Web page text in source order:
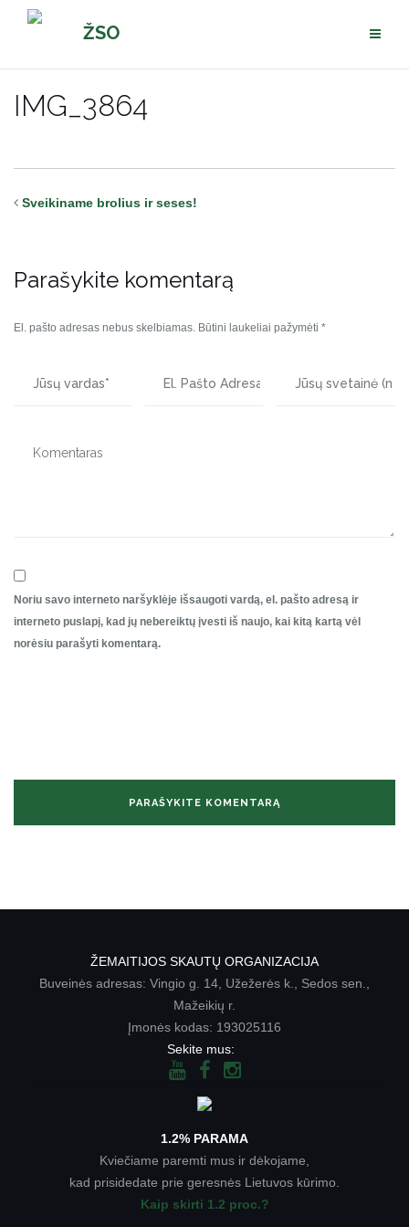
Pereiti
ŽSO
IMG_3864
Sveikiname brolius ir seses!
Parašykite komentarą
El. pašto adresas nebus skelbiamas. Būtini laukeliai pažymėti *
Noriu savo interneto naršyklėje išsaugoti vardą, el. pašto adresą ir
interneto puslapį, kad jų nebereiktų įvesti iš naujo, kai kitą kartą vėl
norėsiu parašyti komentarą.
ŽEMAITIJOS SKAUTŲ ORGANIZACIJA
Buveinės adresas: Vingio g. 14, Užežerės k., Sedos sen.,
Mažeikių r.
Įmonės kodas: 193025116
Sekite mus:
1.2% PARAMA
Kviečiame paremti mus ir dėkojame,
kad prisidedate prie geresnės Lietuvos kūrimo.
Kaip skirti 1.2 proc.?